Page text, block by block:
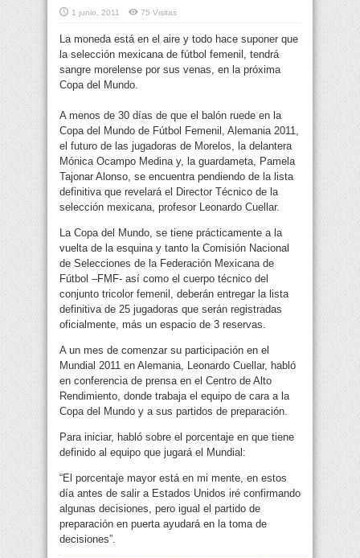
1 junio, 2011 75 Visitas
La moneda está en el aire y todo hace suponer que
la selección mexicana de fútbol femenil, tendrá
sangre morelense por sus venas, en la próxima
Copa del Mundo.
A menos de 30 días de que el balón ruede en la
Copa del Mundo de Fútbol Femenil, Alemania 2011,
el futuro de las jugadoras de Morelos, la delantera
Mónica Ocampo Medina y, la guardameta, Pamela
Tajonar Alonso, se encuentra pendiendo de la lista
definitiva que revelará el Director Técnico de la
selección mexicana, profesor Leonardo Cuellar.
La Copa del Mundo, se tiene prácticamente a la
vuelta de la esquina y tanto la Comisión Nacional
de Selecciones de la Federación Mexicana de
Fútbol –FMF- así como el cuerpo técnico del
conjunto tricolor femenil, deberán entregar la lista
definitiva de 25 jugadoras que serán registradas
oficialmente, más un espacio de 3 reservas.
A un mes de comenzar su participación en el
Mundial 2011 en Alemania, Leonardo Cuellar, habló
en conferencia de prensa en el Centro de Alto
Rendimiento, donde trabaja el equipo de cara a la
Copa del Mundo y a sus partidos de preparación.
Para iniciar, habló sobre el porcentaje en que tiene
definido al equipo que jugará el Mundial:
“El porcentaje mayor está en mi mente, en estos
día antes de salir a Estados Unidos iré confirmando
algunas decisiones, pero igual el partido de
preparación en puerta ayudará en la toma de
decisiones”.